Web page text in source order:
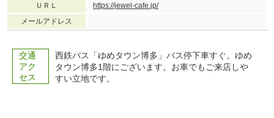
ＵＲＬ
https://jewel-cafe.jp/
メールアドレス
交通
アク
セス
西鉄バス「ゆめタウン博多」バス停下車すぐ。ゆめ
タウン博多1階にございます。お車でもご来店しや
すい立地です。